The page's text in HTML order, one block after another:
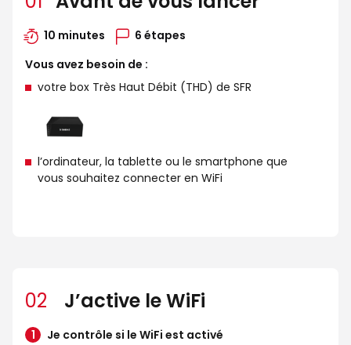
10 minutes
6 étapes
Vous avez besoin de :
votre box Très Haut Débit (THD) de SFR
l’ordinateur, la tablette ou le smartphone que
vous souhaitez connecter en WiFi
02 J’active le WiFi
Je contrôle si le WiFi est activé